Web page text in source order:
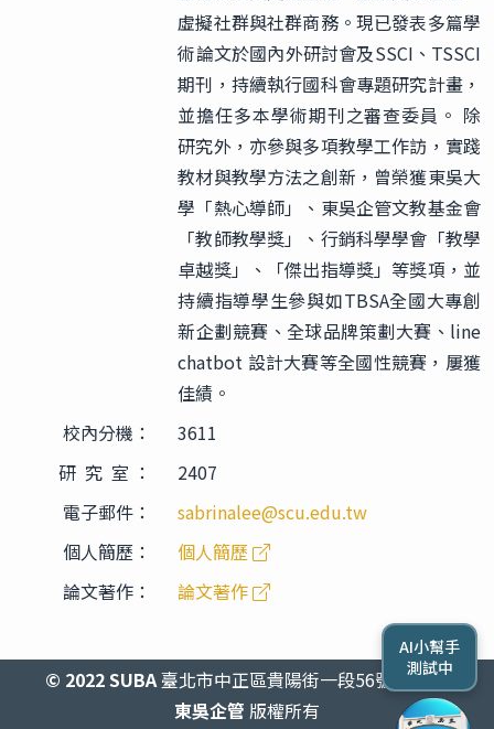
虛擬社群與社群商務。現已發表多篇學
術論文於國內外研討會及SSCI、TSSCI
期刊，持續執行國科會專題研究計畫，
並擔任多本學術期刊之審查委員。 除
研究外，亦參與多項教學工作訪，實踐
教材與教學方法之創新，曾榮獲東吳大
學「熱心導師」、東吳企管文教基金會
「教師教學獎」、行銷科學學會「教學
卓越獎」、「傑出指導獎」等獎項，並
持續指導學生參與如TBSA全國大專創
新企劃競賽、全球品牌策劃大賽、line
chatbot 設計大賽等全國性競賽，屢獲
佳績。
校內分機：
3611
研 究 室 ：
2407
電子郵件：
sabrinalee@scu.edu.tw
個人簡歷：
個人簡歷
論文著作：
論文著作
© 2022 SUBA臺北市中正區貴陽街一段56號2438室
東吳企管 版權所有
AI小幫手
測試中